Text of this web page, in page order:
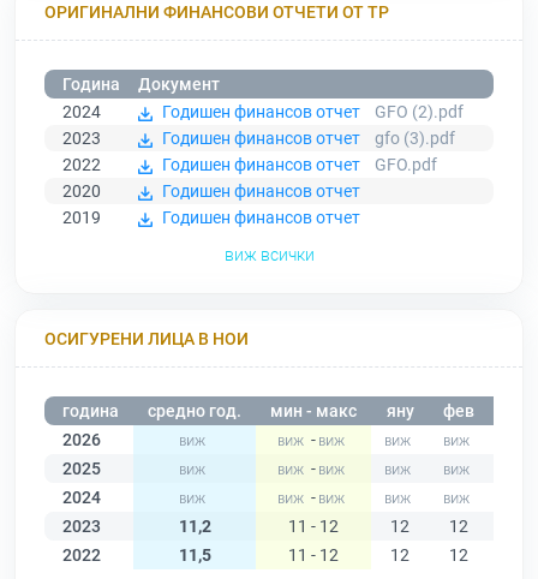
ОРИГИНАЛНИ ФИНАНСОВИ ОТЧЕТИ ОТ ТР
Година
Документ
2024
Годишен финансов отчет
GFO (2).pdf
2023
Годишен финансов отчет
gfo (3).pdf
2022
Годишен финансов отчет
GFO.pdf
2020
Годишен финансов отчет
2019
Годишен финансов отчет
виж всички
ОСИГУРЕНИ ЛИЦА В НОИ
година средно год. мин - макс яну фев
2026
-
2025
-
2024
-
2023
11,2 11 - 12 12 12
2022
11,5 11 - 12 12 12